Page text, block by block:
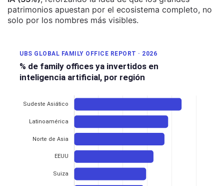
patrimonios apuestan por el ecosistema completo, no
solo por los nombres más visibles.
UBS GLOBAL FAMILY OFFICE REPORT · 2026
% de family offices ya invertidos en
inteligencia artificial, por región